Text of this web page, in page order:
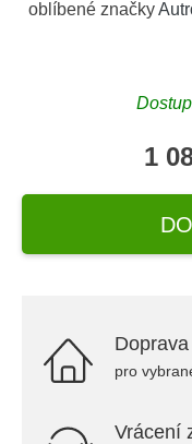
oblíbené značky
1
pro
Vrácení